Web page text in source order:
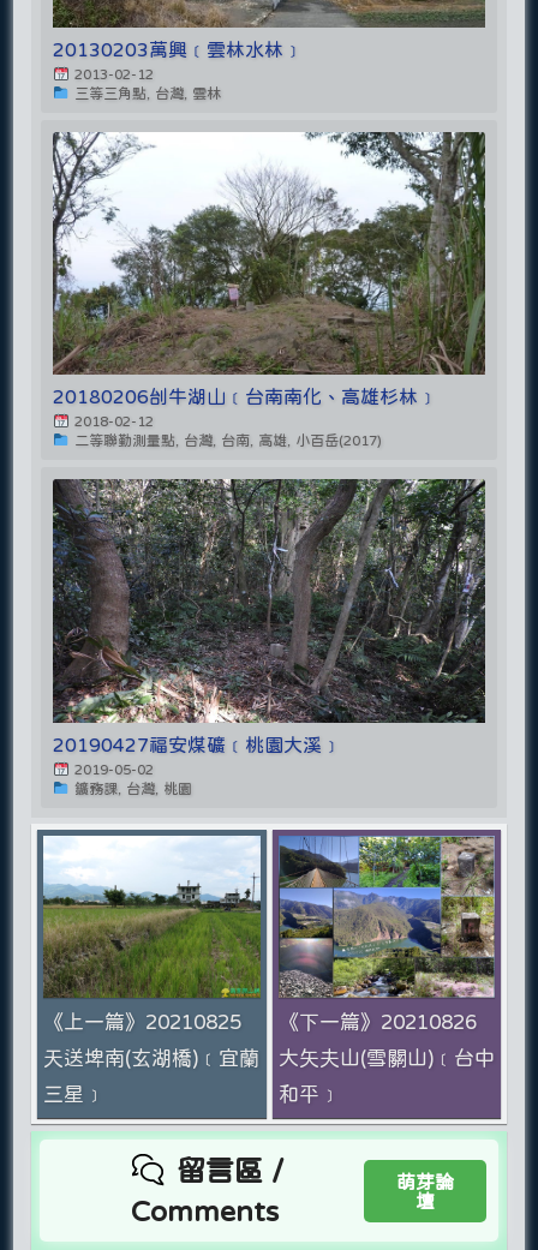
20130203萬興﹝雲林水林﹞
2013-02-12
三等三角點, 台灣, 雲林
20180206刣牛湖山﹝台南南化、高雄杉林﹞
2018-02-12
二等聯勤測量點, 台灣, 台南, 高雄, 小百岳(2017)
20190427福安煤礦﹝桃園大溪﹞
2019-05-02
鑛務課, 台灣, 桃園
《上一篇》20210825
天送埤南(玄湖橋)﹝宜蘭
三星﹞
《下一篇》20210826
大矢夫山(雪關山)﹝台中
和平﹞
留言區 /
Comments
萌芽論
壇